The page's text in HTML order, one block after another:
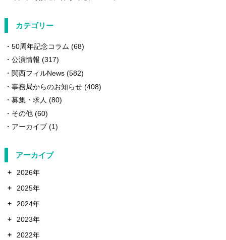
カテゴリー
50周年記念コラム (68)
公演情報 (317)
関西フィルNews(582)
事務局からのお知らせ(408)
募集・求人 (80)
その他(60)
アーカイブ(1)
アーカイブ
+
2026年
+
2025年
+
2024年
+
2023年
+
2022年